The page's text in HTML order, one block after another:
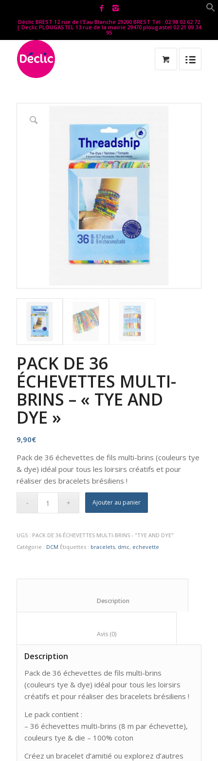
Déclic BREST 12 rue de l'Eau Blanche 29200 BREST Tél : 02 98 02 62 72
| Declic PLOUGASTEL 13 rue de la mairie 29470 plougastel 02 21 09 34
95
PACK DE 36
ÉCHEVETTES MULTI-
BRINS – « TYE AND
DYE »
9,90€
Pack de 36 échevettes de fils multi-brins (couleurs tye
& dye) idéal pour tous les loirsirs créatifs et pour
réaliser des bracelets brésiliens !
Ajouter au panier
UGS : PACK DE 36 ÉCHEVETTES MULTI-BRINS - "TYE AND DYE"
Catégorie : DCM Étiquettes : bracelets, dmc, echevette
						Avis (0)
Description
Pack de 36 échevettes de fils multi-brins
(couleurs tye & dye) idéal pour tous les loirsirs
créatifs et pour réaliser des bracelets brésiliens !
Le pack contient :
– 36 échevettes multi-brins (8 m par échevette),
couleurs tye & die – 100% coton
Créez un bracelet d’amitié ou explorez d’autres